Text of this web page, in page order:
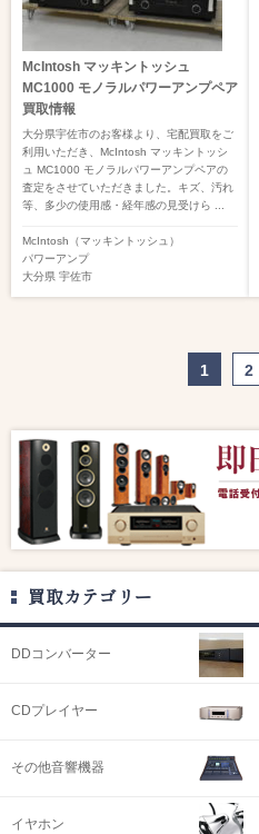
McIntosh マッキントッシュ
MC1000 モノラルパワーアンプペア
買取情報
大分県宇佐市のお客様より、宅配買取をご
利用いただき、McIntosh マッキントッシ
ュ MC1000 モノラルパワーアンプペアの
査定をさせていただきました。キズ、汚れ
等、多少の使用感・経年感の見受けら ...
McIntosh（マッキントッシュ）
パワーアンプ
大分県 宇佐市
1 2
買取カテゴリー
DDコンバーター
CDプレイヤー
その他音響機器
イヤホン